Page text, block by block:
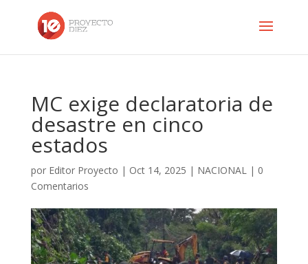
MC exige declaratoria de
desastre en cinco
estados
por Editor Proyecto | Oct 14, 2025 | NACIONAL| 0
Comentarios